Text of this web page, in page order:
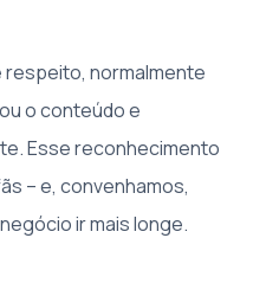
respeito, normalmente
o conteúdo e
Esse reconhecimento
– e, convenhamos,
ir mais longe.